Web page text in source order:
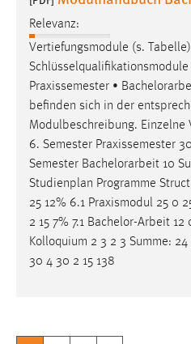
Relevanz:
Vertiefungsmodule (s.
Schlüsselqualifikationsmodule
Praxissemester •
befinden sich in der
Modulbeschreibung. Einzelne
6. Semester Praxissemester
Semester Bachelorarbeit 10
Studienplan Programme
25 12% 6.1 Praxismodul 25 0
2 15 7% 7.1 Bachelor-Arbeit 12
Kolloquium 2 3 2 3 Summe:
30 4 30 2 15 138